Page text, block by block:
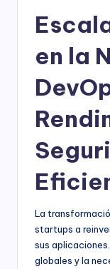
en la
La
startups a
sus
globales y la